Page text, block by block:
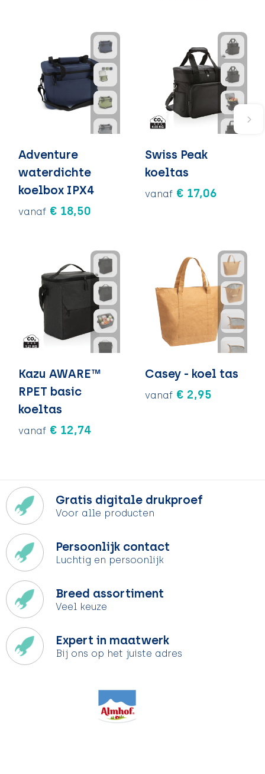
Adventure
waterdichte
koelbox IPX4
vanaf € 18,50
Swiss Peak
koeltas
vanaf € 17,06
Kazu AWARE™
RPET basic
koeltas
vanaf € 12,74
Casey - koel tas
vanaf € 2,95
Gratis digitale drukproef
Voor alle producten
Persoonlijk contact
Luchtig en persoonlijk
Breed assortiment
Veel keuze
Expert in maatwerk
Bij ons op het juiste adres